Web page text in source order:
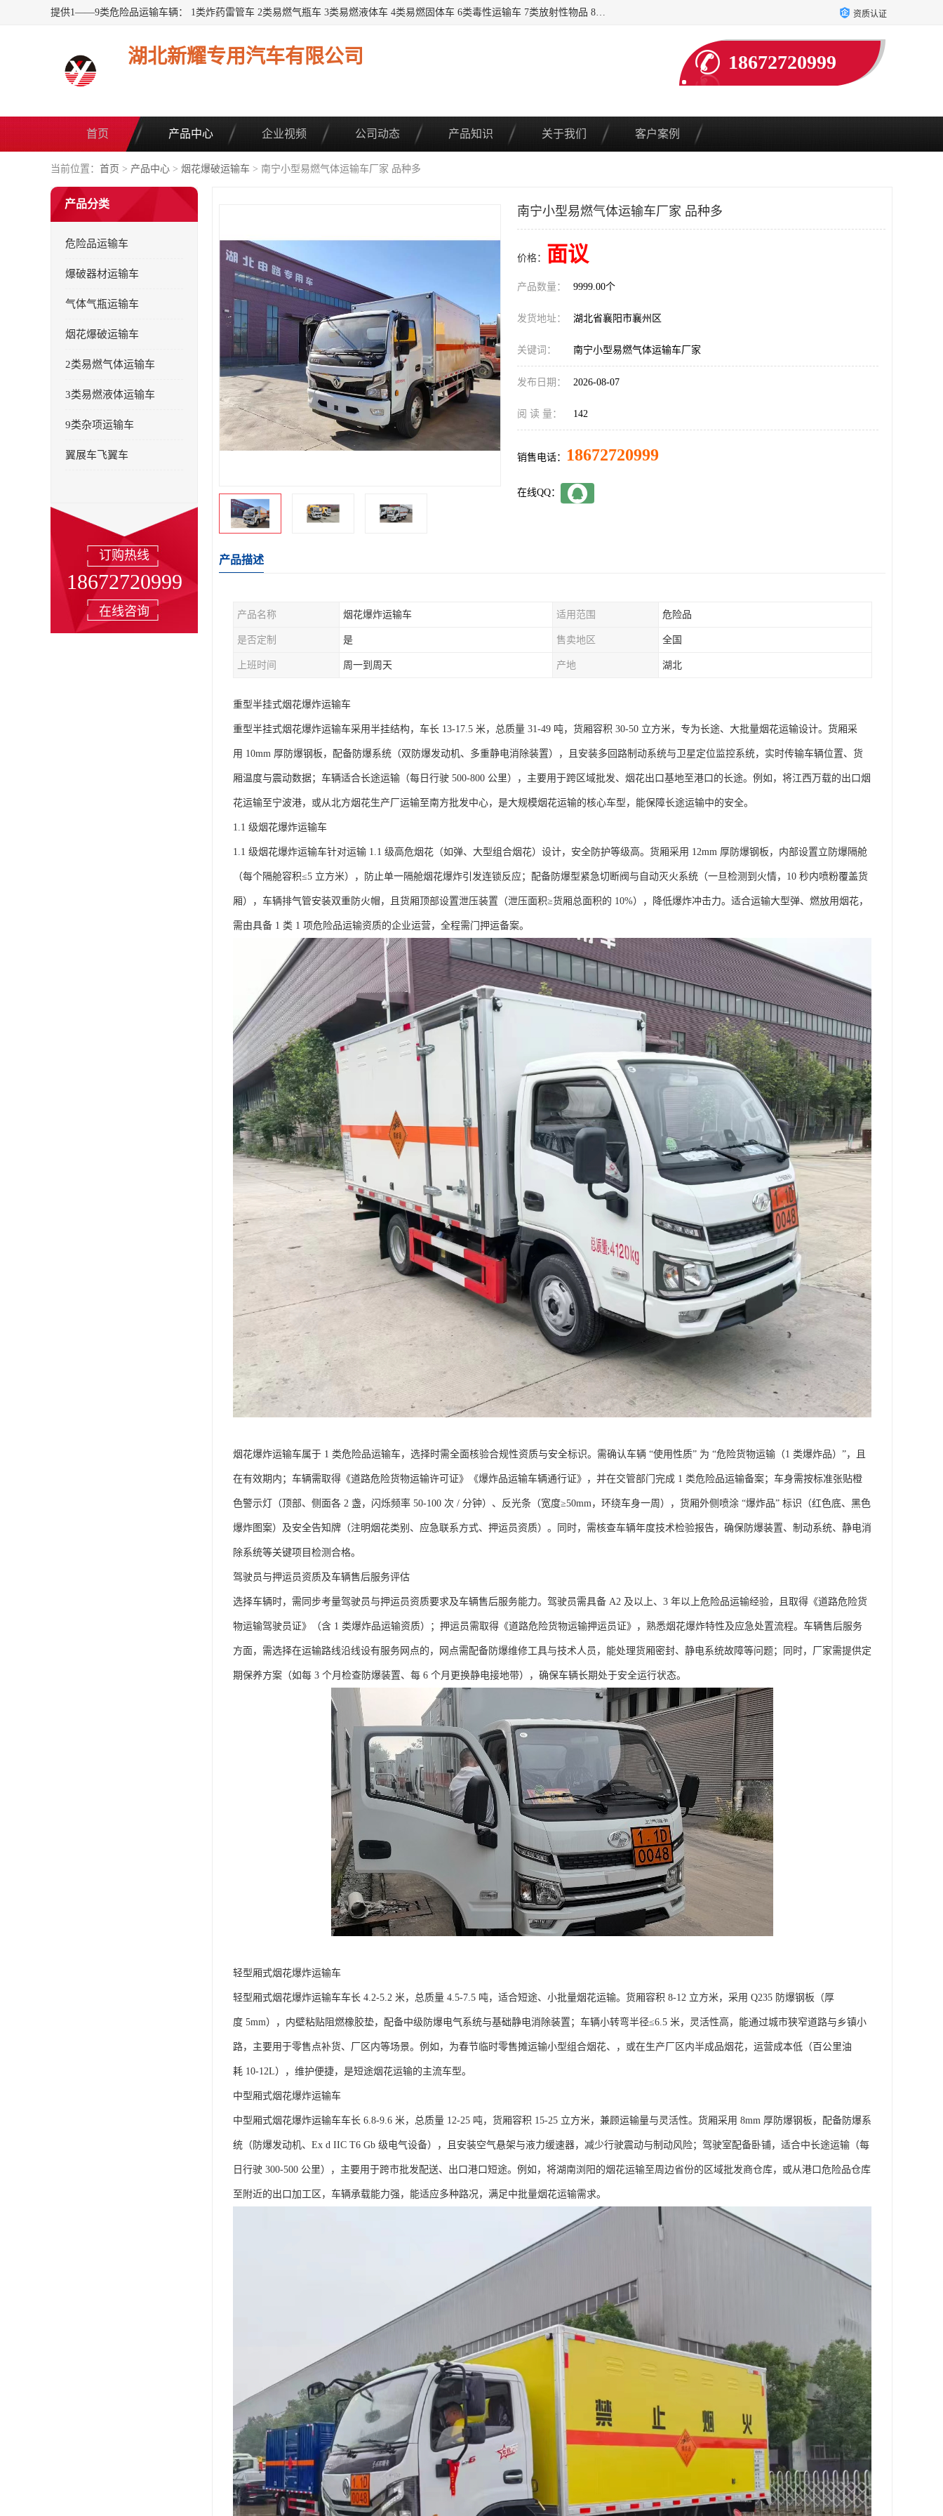
提供1——9类危险品运输车辆： 1类炸药雷管车 2类易燃气瓶车 3类易燃液体车 4类易燃固体车 6类毒性运输车 7类放射性物品 8类腐蚀性物品 9类杂项类物品 各类底盘，品种齐全。厂家直供，品质保证。 公告品种环保齐全，上牌无忧。 全国可送货上门，可分期，可*，可包牌。 详情可咨询: *（微信同号） 资质认证
湖北新耀专用汽车有限公司 18672720999
首页 产品中心 企业视频 公司动态 产品知识 关于我们 客户案例
当前位置： 首页 > 产品中心 > 烟花爆破运输车 > 南宁小型易燃气体运输车厂家 品种多
产品分类
危险品运输车
爆破器材运输车
气体气瓶运输车
烟花爆破运输车
2类易燃气体运输车
3类易燃液体运输车
9类杂项运输车
翼展车飞翼车
订购热线
18672720999
在线咨询
南宁小型易燃气体运输车厂家 品种多
价格： 面议
产品数量： 9999.00个
发货地址： 湖北省襄阳市襄州区
关键词： 南宁小型易燃气体运输车厂家
发布日期： 2026-08-07
阅 读 量： 142
销售电话： 18672720999
在线QQ：
产品描述
产品名称 烟花爆炸运输车 适用范围 危险品
是否定制 是 售卖地区 全国
上班时间 周一到周天 产地 湖北
重型半挂式烟花爆炸运输车​
重型半挂式烟花爆炸运输车采用半挂结构，车长 13-17.5 米，总质量 31-49 吨，货厢容积 30-50 立方米，专为长途、大批量烟花运输设计。货厢采
用 10mm 厚防爆钢板，配备防爆系统（双防爆发动机、多重静电消除装置），且安装多回路制动系统与卫星定位监控系统，实时传输车辆位置、货
厢温度与震动数据；车辆适合长途运输（每日行驶 500-800 公里），主要用于跨区域批发、烟花出口基地至港口的长途。例如，将江西万载的出口烟
花运输至宁波港，或从北方烟花生产厂运输至南方批发中心，是大规模烟花运输的核心车型，能保障长途运输中的安全。​
1.1 级烟花爆炸运输车​
1.1 级烟花爆炸运输车针对运输 1.1 级高危烟花（如弹、大型组合烟花）设计，安全防护等级高。货厢采用 12mm 厚防爆钢板，内部设置立防爆隔舱
（每个隔舱容积≤5 立方米），防止单一隔舱烟花爆炸引发连锁反应；配备防爆型紧急切断阀与自动灭火系统（一旦检测到火情，10 秒内喷粉覆盖货
厢），车辆排气管安装双重防火帽，且货厢顶部设置泄压装置（泄压面积≥货厢总面积的 10%），降低爆炸冲击力。适合运输大型弹、燃放用烟花，
需由具备 1 类 1 项危险品运输资质的企业运营，全程需门押运备案。​
烟花爆炸运输车属于 1 类危险品运输车，选择时需全面核验合规性资质与安全标识。需确认车辆 “使用性质” 为 “危险货物运输（1 类爆炸品）”，且
在有效期内；车辆需取得《道路危险货物运输许可证》《爆炸品运输车辆通行证》，并在交管部门完成 1 类危险品运输备案；车身需按标准张贴橙
色警示灯（顶部、侧面各 2 盏，闪烁频率 50-100 次 / 分钟）、反光条（宽度≥50mm，环绕车身一周），货厢外侧喷涂 “爆炸品” 标识（红色底、黑色
爆炸图案）及安全告知牌（注明烟花类别、应急联系方式、押运员资质）。同时，需核查车辆年度技术检验报告，确保防爆装置、制动系统、静电消
除系统等关键项目检测合格。​
驾驶员与押运员资质及车辆售后服务评估​
选择车辆时，需同步考量驾驶员与押运员资质要求及车辆售后服务能力。驾驶员需具备 A2 及以上、3 年以上危险品运输经验，且取得《道路危险货
物运输驾驶员证》（含 1 类爆炸品运输资质）；押运员需取得《道路危险货物运输押运员证》，熟悉烟花爆炸特性及应急处置流程。车辆售后服务
方面，需选择在运输路线沿线设有服务网点的，网点需配备防爆维修工具与技术人员，能处理货厢密封、静电系统故障等问题；同时，厂家需提供定
期保养方案（如每 3 个月检查防爆装置、每 6 个月更换静电接地带），确保车辆长期处于安全运行状态。
轻型厢式烟花爆炸运输车​
轻型厢式烟花爆炸运输车车长 4.2-5.2 米，总质量 4.5-7.5 吨，适合短途、小批量烟花运输。货厢容积 8-12 立方米，采用 Q235 防爆钢板（厚
度 5mm），内壁粘贴阻燃橡胶垫，配备中级防爆电气系统与基础静电消除装置；车辆小转弯半径≤6.5 米，灵活性高，能通过城市狭窄道路与乡镇小
路，主要用于零售点补货、厂区内等场景。例如，为春节临时零售摊运输小型组合烟花、，或在生产厂区内半成品烟花，运营成本低（百公里油
耗 10-12L），维护便捷，是短途烟花运输的主流车型。​
中型厢式烟花爆炸运输车​
中型厢式烟花爆炸运输车车长 6.8-9.6 米，总质量 12-25 吨，货厢容积 15-25 立方米，兼顾运输量与灵活性。货厢采用 8mm 厚防爆钢板，配备防爆系
统（防爆发动机、Ex d IIC T6 Gb 级电气设备），且安装空气悬架与液力缓速器，减少行驶震动与制动风险；驾驶室配备卧铺，适合中长途运输（每
日行驶 300-500 公里），主要用于跨市批发配送、出口港口短途。例如，将湖南浏阳的烟花运输至周边省份的区域批发商仓库，或从港口危险品仓库
至附近的出口加工区，车辆承载能力强，能适应多种路况，满足中批量烟花运输需求。​